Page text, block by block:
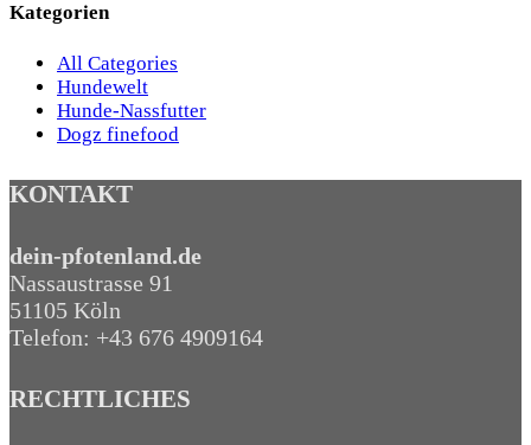
Kategorien
All Categories
Hundewelt
Hunde-Nassfutter
Dogz finefood
KONTAKT
dein-pfotenland.de
Nassaustrasse 91
51105 Köln
Telefon: +43 676 4909164‬
RECHTLICHES